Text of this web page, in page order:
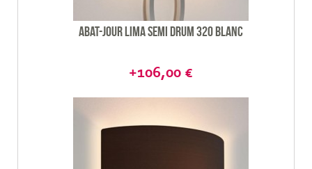
Abat-jour Lima semi drum 320 blanc
+106,00 €